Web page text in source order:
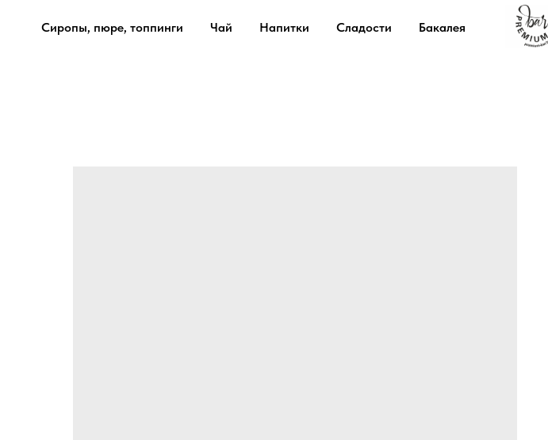
Сиропы, пюре, топпинги Чай Напитки Сладости Бакалея